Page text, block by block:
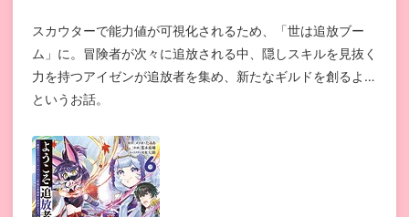
スカウターで能力値が可視化されるため、「世は追放ブー
ム」に。冒険者が次々に追放される中、隠しスキルを見抜く
力を持つアイゼンが追放者を集め、新たなギルドを創るよ…
というお話。